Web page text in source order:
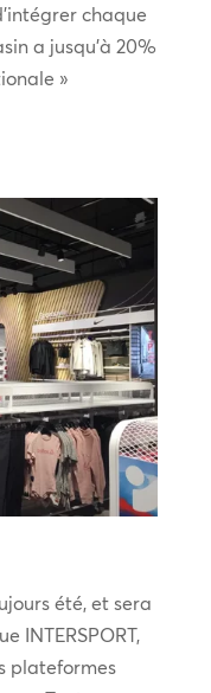
chaque
a jusqu’à 20%
»
été, et sera
INTERSPORT,
plateformes